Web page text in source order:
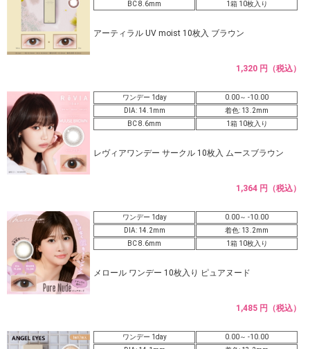
BC 8.6mm
1箱 10枚入り
アーティラル UV moist 10枚入 ブラウン
1,320 円（税込）
ワンデー 1day
0.00～ -10.00
DIA: 14.1mm
着色: 13.2mm
BC 8.6mm
1箱 10枚入り
レヴィアワンデー サークル 10枚入 ムースブラウン
1,364 円（税込）
ワンデー 1day
0.00～ -10.00
DIA: 14.2mm
着色: 13.2mm
BC 8.6mm
1箱 10枚入り
メロール ワンデー 10枚入り ピュアヌード
1,485 円（税込）
ワンデー 1day
0.00～ -10.00